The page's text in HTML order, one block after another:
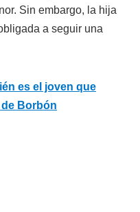
Sin embargo, la hija
a seguir una
es el joven que
Borbón